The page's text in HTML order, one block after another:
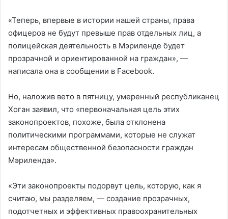
«Теперь, впервые в истории нашей страны, права
офицеров не будут превыше прав отдельных лиц, а
полицейская деятельность в Мэриленде будет
прозрачной и ориентированной на граждан», —
написала она в сообщении в Facebook.
Но, наложив вето в пятницу, умеренный республиканец
Хоган заявил, что «первоначальная цель этих
законопроектов, похоже, была отклонена
политическими программами, которые не служат
интересам общественной безопасности граждан
Мэриленда».
«Эти законопроекты подорвут цель, которую, как я
считаю, мы разделяем, — создание прозрачных,
подотчетных и эффективных правоохранительных